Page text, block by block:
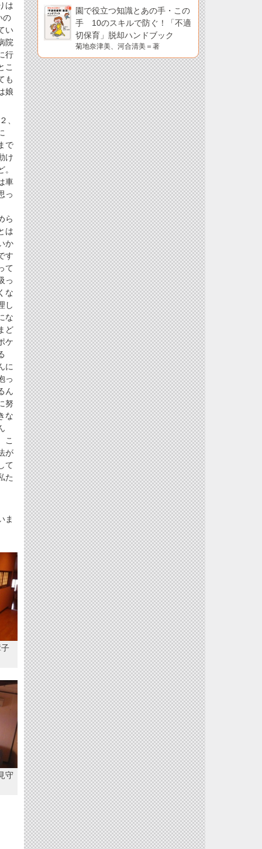
は
の
い
院
行
こ
も
娘
、
で
け
車
っ
ら
は
か
す
て
っ
な
し
な
ど
ケ
に
っ
ん
努
な
こ
が
て
た
ま
守
園で役立つ知識とあの手・この
手 10のスキルで防ぐ！「不適
切保育」脱却ハンドブック
菊地奈津美、河合清美＝著